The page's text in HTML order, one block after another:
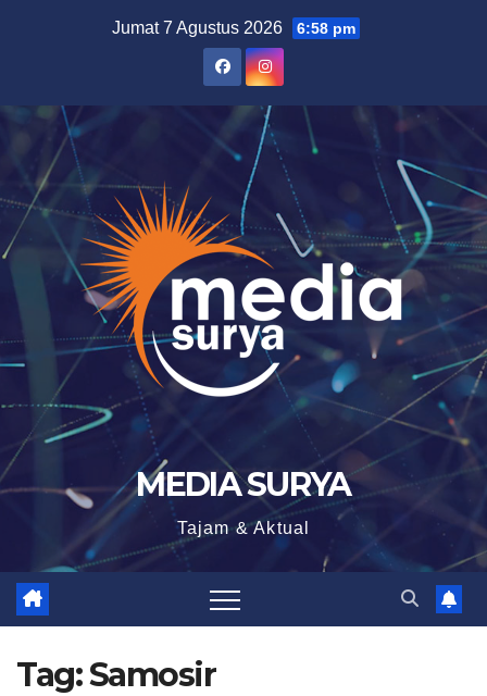
Jumat 7 Agustus 2026 6:58 pm
MEDIA SURYA
Tajam & Aktual
Tag:Samosir